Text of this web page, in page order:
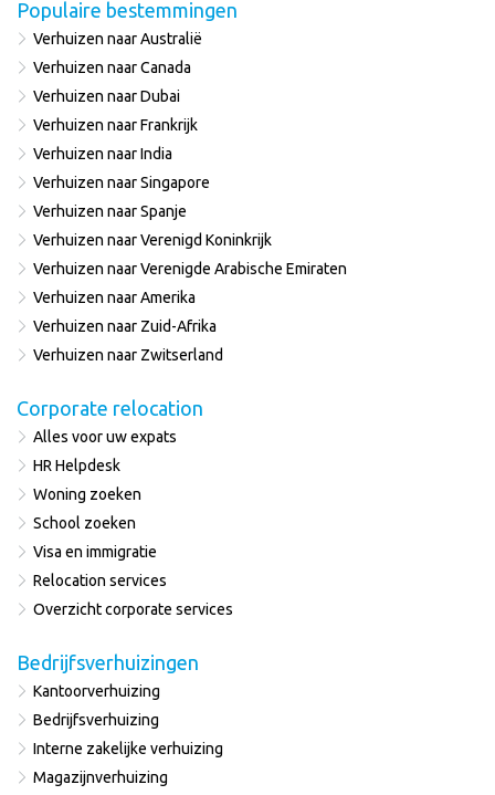
Populaire bestemmingen
Verhuizen naar Australië
Verhuizen naar Canada
Verhuizen naar Dubai
Verhuizen naar Frankrijk
Verhuizen naar India
Verhuizen naar Singapore
Verhuizen naar Spanje
Verhuizen naar Verenigd Koninkrijk
Verhuizen naar Verenigde Arabische Emiraten
Verhuizen naar Amerika
Verhuizen naar Zuid-Afrika
Verhuizen naar Zwitserland
Corporate relocation
Alles voor uw expats
HR Helpdesk
Woning zoeken
School zoeken
Visa en immigratie
Relocation services
Overzicht corporate services
Bedrijfsverhuizingen
Kantoorverhuizing
Bedrijfsverhuizing
Interne zakelijke verhuizing
Magazijnverhuizing